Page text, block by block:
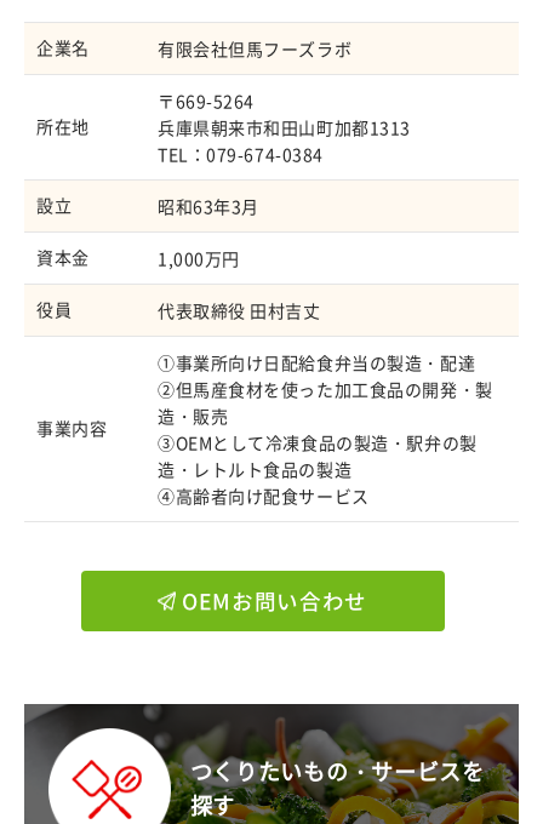
企業名 有限会社但馬フーズラボ
所在地
〒669-5264
兵庫県朝来市和田山町加都1313
TEL：079-674-0384
設立 昭和63年3月
資本金 1,000万円
役員 代表取締役 田村吉丈
事業内容
①事業所向け日配給食弁当の製造・配達
②但馬産食材を使った加工食品の開発・製
造・販売
③OEMとして冷凍食品の製造・駅弁の製
造・レトルト食品の製造
④高齢者向け配食サービス
OEMお問い合わせ
つくりたいもの・サービスを
探す